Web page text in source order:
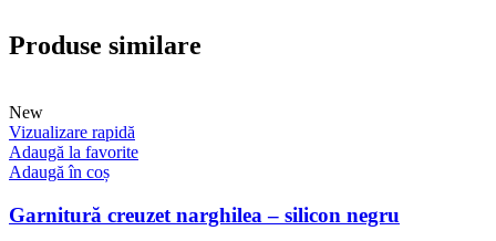
Produse similare
New
Vizualizare rapidă
Adaugă la favorite
Adaugă în coș
Garnitură creuzet narghilea – silicon negru